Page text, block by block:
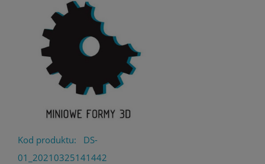
Kod produktu:
DS-
01_20210325141442